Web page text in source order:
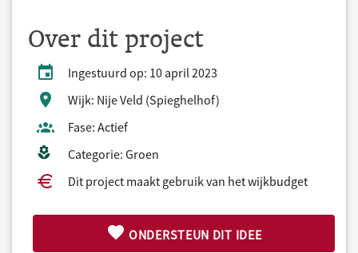
Over dit project
Ingestuurd op: 10 april 2023
Wijk: Nije Veld (Spieghelhof)
Fase: Actief
Categorie: Groen
Dit project maakt gebruik van het wijkbudget
ONDERSTEUN DIT IDEE